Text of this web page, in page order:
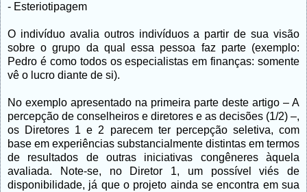
- Esteriotipagem
O indivíduo avalia outros indivíduos a partir de sua visão
sobre o grupo da qual essa pessoa faz parte (exemplo:
Pedro é como todos os especialistas em finanças: somente
vê o lucro diante de si).
No exemplo apresentado na primeira parte deste artigo – A
percepção de conselheiros e diretores e as decisões (1/2) –,
os Diretores 1 e 2 parecem ter percepção seletiva, com
base em experiências substancialmente distintas em termos
de resultados de outras iniciativas congêneres àquela
avaliada. Note-se, no Diretor 1, um possível viés de
disponibilidade, já que o projeto ainda se encontra em sua